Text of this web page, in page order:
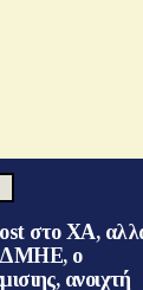
στο ΧΑ,
ο
ανοιχτή